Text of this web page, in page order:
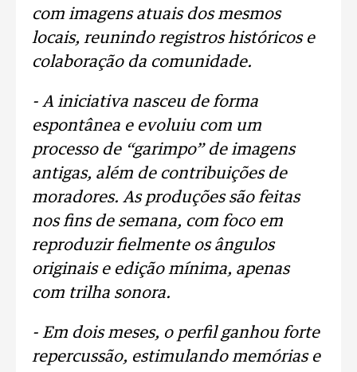
com imagens atuais dos mesmos
locais, reunindo registros históricos e
colaboração da comunidade.
- A iniciativa nasceu de forma
espontânea e evoluiu com um
processo de “garimpo” de imagens
antigas, além de contribuições de
moradores. As produções são feitas
nos fins de semana, com foco em
reproduzir fielmente os ângulos
originais e edição mínima, apenas
com trilha sonora.
- Em dois meses, o perfil ganhou forte
repercussão, estimulando memórias e